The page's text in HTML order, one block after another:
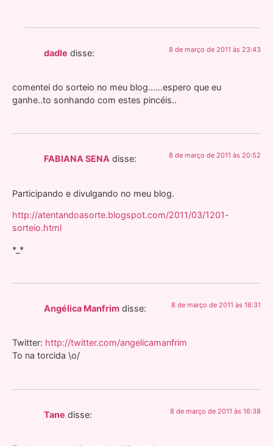
dadle disse: 8 de março de 2011 às 23:43
comentei do sorteio no meu blog……espero que eu
ganhe..to sonhando com estes pincéis..
FABIANA SENA disse: 8 de março de 2011 às 20:52
Participando e divulgando no meu blog.
http://atentandoasorte.blogspot.com/2011/03/1201-
sorteio.html
*_*
Angélica Manfrim disse: 8 de março de 2011 às 18:31
Twitter: http://twitter.com/angelicamanfrim
To na torcida \o/
Tane disse: 8 de março de 2011 às 16:38